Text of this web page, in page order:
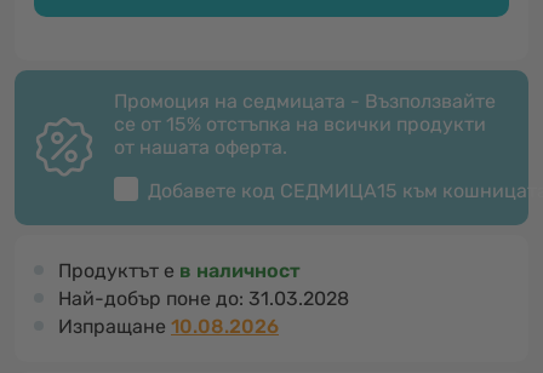
Промоция на седмицата - Възползвайте
се от 15% отстъпка на всички продукти
от нашата оферта.
Добавете код СЕДМИЦА15 към
Продуктът е в наличност
Най-добър поне до: 31.03.2028
Изпращане 10.08.2026